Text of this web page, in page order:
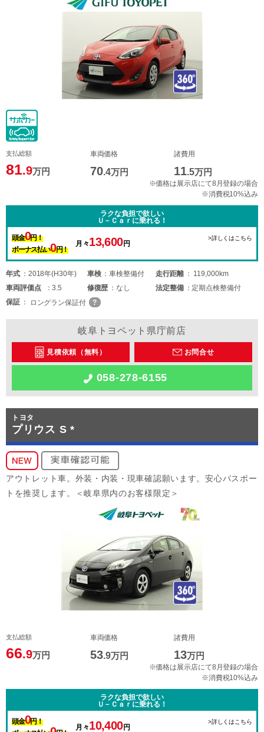
支払総額
81.9万円
車両価格
70.4万円
諸費用
11.5万円
※価格は展示店にて8月登録の場合
※消費税10%込み
ラクな負担で欲しい
Ｕ－Ｃａｒに乗れる！
頭金0円！
ボーナス払い0円！
月々13,600円
>詳しくはこちら
年式 2018年(H30年) 車検 車検整備付 走行距離
119,000km
車両評価点 3.5 修復歴 なし 法定整備
定期点検整備付
保証
ロングラン保証付
岐阜トヨペット県庁前店
見積依頼（無料） お問合せ
058-278-6155
トヨタ
プリウス S *
アウトレット車。外装・内装・現車確認願います。安心パスポー
トを推奨します。＜岐阜県内のお客様限定＞
支払総額
66.9万円
車両価格
53.9万円
諸費用
13万円
※価格は展示店にて8月登録の場合
※消費税10%込み
ラクな負担で欲しい
Ｕ－Ｃａｒに乗れる！
頭金0円！
月々10,400円
>詳しくはこちら